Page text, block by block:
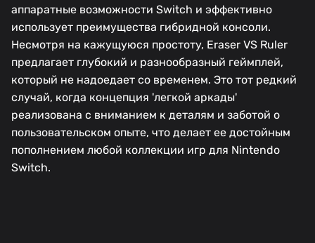
аппаратные возможности Switch и эффективно
использует преимущества гибридной консоли.
Несмотря на кажущуюся простоту, Eraser VS Ruler
предлагает глубокий и разнообразный геймплей,
который не надоедает со временем. Это тот редкий
случай, когда концепция 'легкой аркады'
реализована с вниманием к деталям и заботой о
пользовательском опыте, что делает ее достойным
пополнением любой коллекции игр для Nintendo
Switch.